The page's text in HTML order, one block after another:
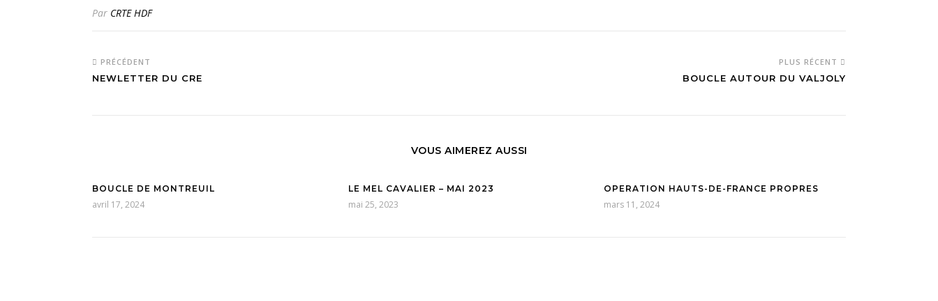
Par CRTE HDF
PRÉCÉDENT
NEWLETTER DU CRE
PLUS RÉCENT
BOUCLE AUTOUR DU VALJOLY
VOUS AIMEREZ AUSSI
BOUCLE DE MONTREUIL
avril 17, 2024
LE MEL CAVALIER – MAI 2023
mai 25, 2023
OPERATION HAUTS-DE-FRANCE PROPRES
mars 11, 2024